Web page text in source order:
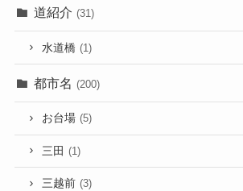
道紹介 (31)
水道橋 (1)
都市名 (200)
お台場 (5)
三田 (1)
三越前 (3)